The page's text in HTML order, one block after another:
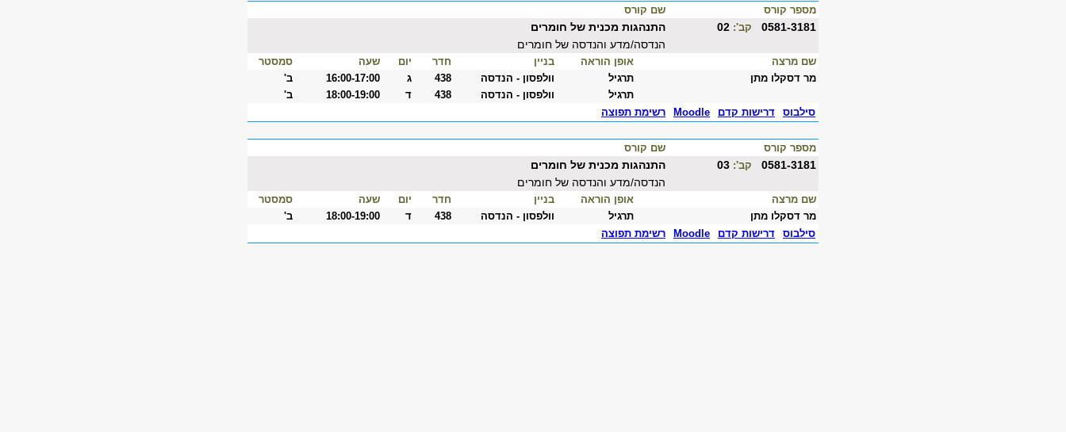
מספר קורס שם קורס
0581-3181 קב':
התנהגות מכנית של חומרים
הנדסה/מדע והנדסה של חומרים
שם מרצה אופן הוראה בניין חדר יום שעה
סמסטר
מר דסקלו מתן
תרגיל וולפסון - הנדסה 438 ג 16:00-17:00
ב'
תרגיל
וולפסון - הנדסה 438 ד 18:00-19:00
ב'
סילבוס
דרישות קדם Moodle רשימת תפוצה
מספר קורס שם קורס
0581-3181 קב':
התנהגות מכנית של חומרים
הנדסה/מדע והנדסה של חומרים
שם מרצה אופן הוראה בניין חדר יום שעה
סמסטר
מר דסקלו מתן
תרגיל וולפסון - הנדסה 438 ד 18:00-19:00
ב'
סילבוס
דרישות קדם Moodle רשימת תפוצה